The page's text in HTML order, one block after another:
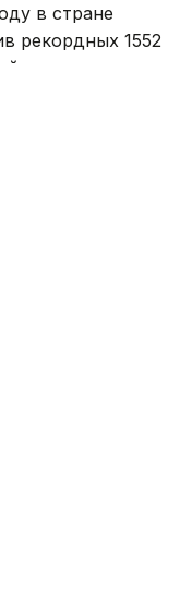
в стране
рекордных 1552
год прекратили